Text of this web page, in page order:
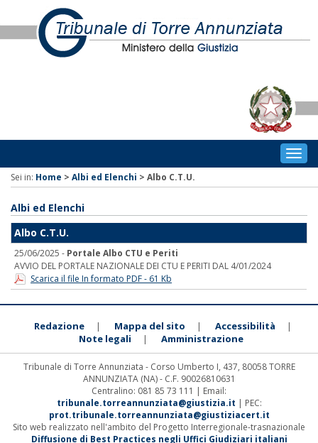
Sei in: Home > Albi ed Elenchi > Albo C.T.U.
Albi ed Elenchi
Albo C.T.U.
25/06/2025 - Portale Albo CTU e Periti
AVVIO DEL PORTALE NAZIONALE DEI CTU E PERITI DAL 4/01/2024
Scarica il file In formato PDF - 61 Kb
Redazione | Mappa del sito | Accessibilità |
Note legali | Amministrazione
Tribunale di Torre Annunziata - Corso Umberto I, 437, 80058 TORRE
ANNUNZIATA (NA) - C.F. 90026810631
Centralino: 081 85 73 111 | Email:
tribunale.torreannunziata@giustizia.it | PEC:
prot.tribunale.torreannunziata@giustiziacert.it
Sito web realizzato nell'ambito del Progetto Interregionale-trasnazionale
Diffusione di Best Practices negli Uffici Giudiziari italiani